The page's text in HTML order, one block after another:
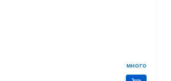
много